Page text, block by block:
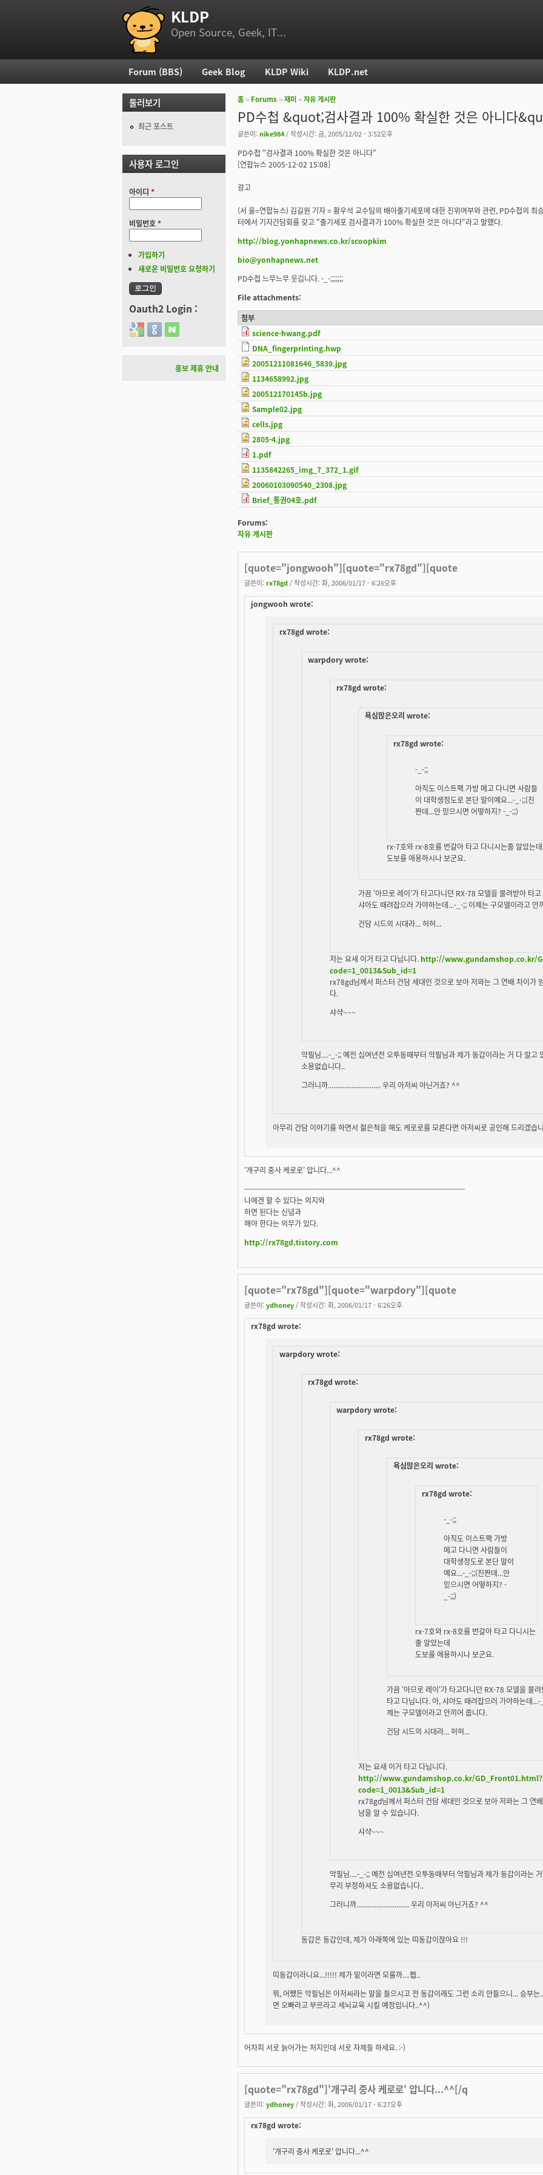
부 메뉴 KLDP
Open Source, Geek, IT...
현재 위치
홈 ›› Forums ››재미 ››자유 게시판
PD수첩 &quot;검사결과 100% 확실한 것은 아니다
글쓴이: nike984 / 작성시간: 금, 2005/12/02 - 3:52오후
PD수첩 "검사결과 100% 확실한 것은 아니다"
[연합뉴스 2005-12-02 15:08]
광고
(서 울=연합뉴스) 김길원 기자 = 황우석 교수팀의 배아줄기세포에 대한 진위여부와 관련, PD수첩의
터에서 기자간담회를 갖고 "줄기세포 검사결과가 100% 확실한 것은 아니다"라고 말했다.
http://blog.yonhapnews.co.kr/scoopkim
bio@yonhapnews.net
PD수첩 느무느무 웃깁니다. -_-;;;;;;;
File attachments:
첨부
science-hwang.pdf
DNA_fingerprinting.hwp
20051211081646_5839.jpg
1134658992.jpg
200512170145b.jpg
Sample02.jpg
cells.jpg
2805-4.jpg
1.pdf
1135842265_img_7_372_1.gif
20060103090540_2308.jpg
Brief_통권04호.pdf
Forums:
자유 게시판
[quote="jongwooh"][quote="rx78gd"][quote
글쓴이: rx78gd / 작성시간: 화, 2006/01/17 - 6:26오후
jongwooh wrote:
rx78gd wrote:
warpdory wrote:
rx78gd wrote:
욕심많은오리 wrote:
rx78gd wrote:
-_-;;
아직도 이스트팩 가방 메고 다니면 사람들
이 대학생정도로 본단 말이예요...-_-;;(진
짠데...안 믿으시면 어떻하지? -_-;;)
rx-7호와 rx-8호를 번갈아 타고 다니시는줄 알았는데
도보를 애용하시나 보군요.
가끔 '아므로 레이'가 타고다니던 RX-78 모델을 물려받아 타
샤아도 때려잡으러 가야하는데...-_-;; 이제는 구모델이라고 안
건담 시드의 시대라... 허허...
저는 요새 이거 타고 다닙니다. http://www.gundamshop.co.kr/
code=1_0013&Sub_id=1
rx78gd님께서 퍼스터 건담 세대인 것으로 보아 저와는 그 연배 차이가
다.
샤샥~~~
악필님....-_-;; 예전 십여년전 오투동때부터 악필님과 제가 동갑이라는 거 다 알고
소용없습니다..
그러니까............................. 우리 아저씨 아닌거죠? ^^
아무리 건담 이야기를 하면서 젊은척을 해도 케로로를 모른다면 아저씨로 공인해 드리겠습
'개구리 중사 케로로' 압니다...^^
-------------------------------------------------------------------------------------------
나에겐 할 수 있다는 의지와
하면 된다는 신념과
해야 한다는 의무가 있다.
http://rx78gd.tistory.com
[quote="rx78gd"][quote="warpdory"][quote
글쓴이: ydhoney / 작성시간: 화, 2006/01/17 - 6:26오후
rx78gd wrote:
warpdory wrote:
rx78gd wrote:
warpdory wrote:
rx78gd wrote:
욕심많은오리 wrote:
rx78gd wrote:
-_-;;
아직도 이스트팩 가방
메고 다니면 사람들이
대학생정도로 본단 말이
예요...-_-;;(진짠데...안
믿으시면 어떻하지? -
_-;;)
rx-7호와 rx-8호를 번갈아 타고 다니시는
줄 알았는데
도보를 애용하시나 보군요.
가끔 '아므로 레이'가 타고다니던 RX-78 모델을 물려
타고 다닙니다. 아, 샤아도 때려잡으러 가야하는데
제는 구모델이라고 안끼어 줍니다.
건담 시드의 시대라... 허허...
저는 요새 이거 타고 다닙니다.
http://www.gundamshop.co.kr/GD_Front01.html?
code=1_0013&Sub_id=1
rx78gd님께서 퍼스터 건담 세대인 것으로 보아 저와는 그 연
남을 알 수 있습니다.
샤샥~~~
악필님....-_-;; 예전 십여년전 오투동때부터 악필님과 제가 동갑이라는
무리 부정하셔도 소용없습니다..
그러니까............................. 우리 아저씨 아닌거죠? ^^
동갑은 동갑인데, 제가 아래쪽에 있는 띠동갑이잖아요 !!!
띠동갑이라니요...!!!!! 제가 밑이라면 모를까....쩝..
뭐, 어쨌든 악필님은 아저씨라는 말을 들으시고 전 동갑이래도 그런 소리 안들으니... 승부
면 오빠라고 부르라고 세뇌교육 시킬 예정입니다..^^)
어차피 서로 늙어가는 처지인데 서로 자제들 하세요. :-)
[quote="rx78gd"]'개구리 중사 케로로' 압니다...^^[/q
글쓴이: ydhoney / 작성시간: 화, 2006/01/17 - 6:27오후
rx78gd wrote:
'개구리 중사 케로로' 압니다...^^
주 메뉴
Forum (BBS) Geek Blog KLDP Wiki KLDP.net
둘러보기
최근 포스트
사용자 로그인
아이디 *
비밀번호*
가입하기
새로운 비밀번호 요청하기
Oauth2 Login :
Login with Google
Login with GitHub
Login with Naver
홍보 제휴 안내